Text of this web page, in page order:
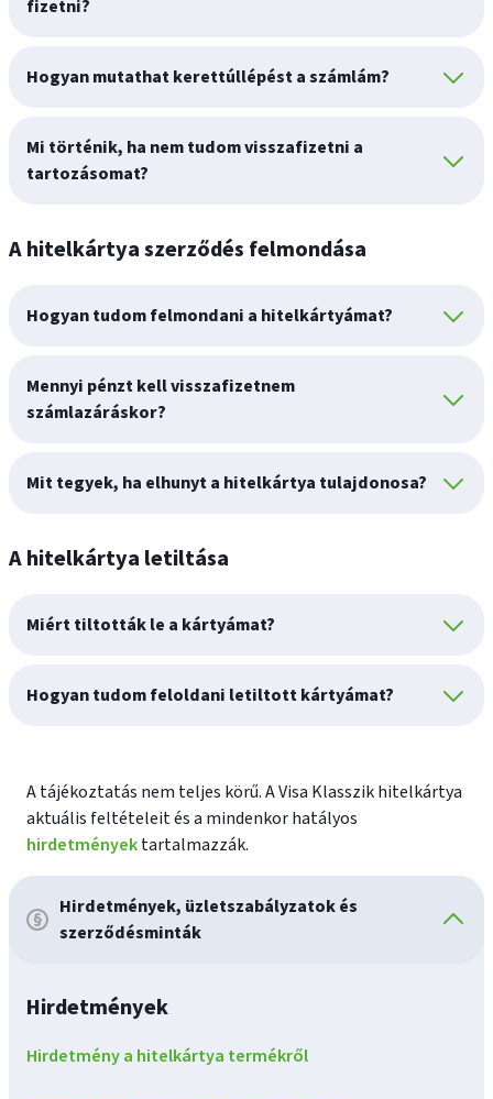
fizetni?
Hogyan mutathat kerettúllépést a számlám?
Mi történik, ha nem tudom visszafizetni a
tartozásomat?
A hitelkártya szerződés felmondása
Hogyan tudom felmondani a hitelkártyámat?
Mennyi pénzt kell visszafizetnem
számlazáráskor?
Mit tegyek, ha elhunyt a hitelkártya tulajdonosa?
A hitelkártya letiltása
Miért tiltották le a kártyámat?
Hogyan tudom feloldani letiltott kártyámat?
A tájékoztatás nem teljes körű. A Visa Klasszik hitelkártya
aktuális feltételeit és a mindenkor hatályos
hirdetményektartalmazzák.
Hirdetmények, üzletszabályzatok és
szerződésminták
Hirdetmények
Hirdetmény a hitelkártya termékről